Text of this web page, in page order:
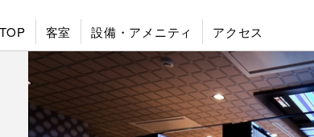
客室 設備・アメニティ アクセス